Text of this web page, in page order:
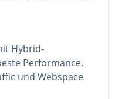
Hybrid-
Performance.
und Webspace